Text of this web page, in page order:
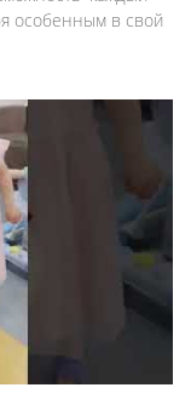
особенным в свой